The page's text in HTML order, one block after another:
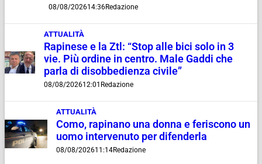
08/08/202614:36Redazione
ATTUALITÀ
Rapinese e la Ztl: “Stop alle bici solo in 3
vie. Più ordine in centro. Male Gaddi che
parla di disobbedienza civile”
08/08/202612:01 Redazione
ATTUALITÀ
Como, rapinano una donna e feriscono un
uomo intervenuto per difenderla
08/08/202611:14Redazione